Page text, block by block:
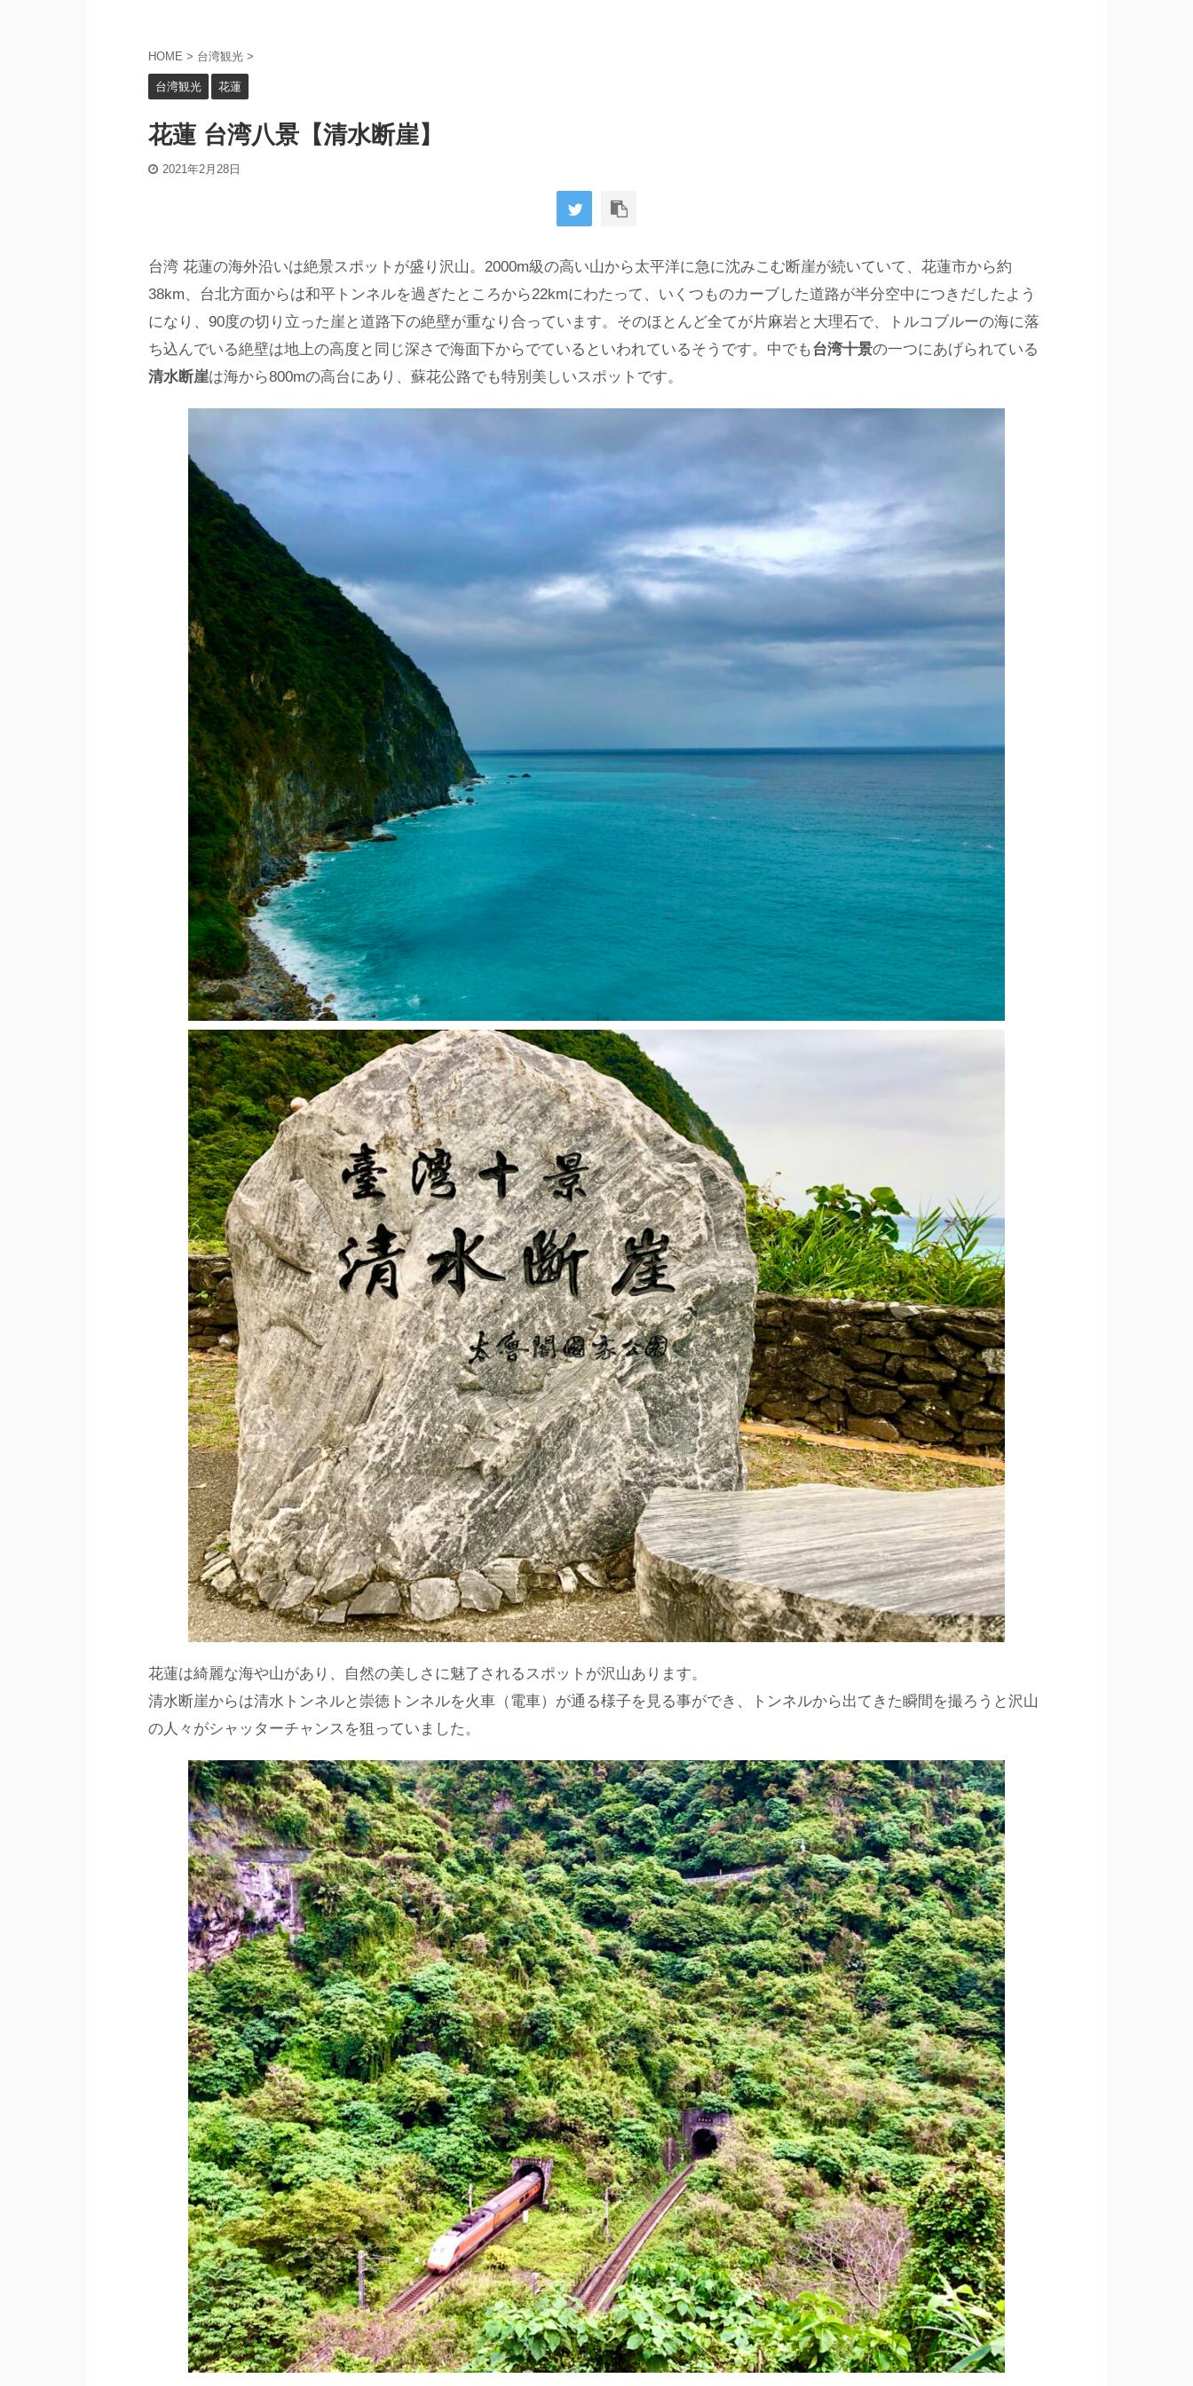
HOME > 台湾観光 >
台湾観光 花蓮
花蓮 台湾八景【清水断崖】
2021年2月28日
台湾 花蓮の海外沿いは絶景スポットが盛り沢山。2000m級の高い山から太平洋に急に沈みこむ断崖が続いていて、花蓮市から約
38km、台北方面からは和平トンネルを過ぎたところから22kmにわたって、いくつものカーブした道路が半分空中につきだしたよう
になり、90度の切り立った崖と道路下の絶壁が重なり合っています。そのほとんど全てが片麻岩と大理石で、トルコブルーの海に落
ち込んでいる絶壁は地上の高度と同じ深さで海面下からでているといわれているそうです。中でも台湾十景の一つにあげられている
清水断崖は海から800mの高台にあり、蘇花公路でも特別美しいスポットです。
花蓮は綺麗な海や山があり、自然の美しさに魅了されるスポットが沢山あります。
清水断崖からは清水トンネルと崇徳トンネルを火車（電車）が通る様子を見る事ができ、トンネルから出てきた瞬間を撮ろうと沢山
の人々がシャッターチャンスを狙っていました。